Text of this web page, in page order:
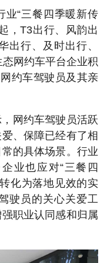
业“三餐四季暖新传
，T3出行、风韵出
出行、及时出行、
网约车平台企业积
约车驾驶员及其亲
网约车驾驶员活跃
、保障已经有了相
的具体场景。行业
业也应对“三餐四
化为落地见效的实
驶员的关心关爱工
职业认同感和归属